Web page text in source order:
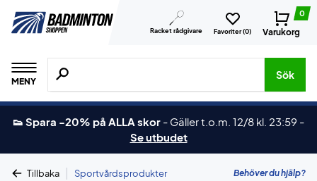
Racket rådgivare Favoriter (0)
0
Varukorg
MENY
Sök efter produkter, märken osv.
Sök
👟 Spara -20% på ALLA skor - Gäller t.o.m. 12/8 kl. 23:59 -
Se utbudet
Tillbaka | Sportvårdsprodukter Behöver du hjälp?